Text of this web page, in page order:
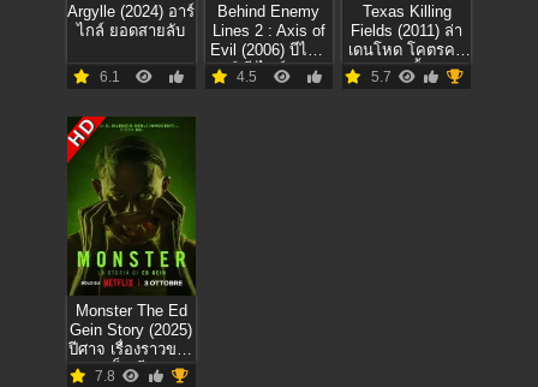
Argylle (2024) อาร์
ไกล์ ยอดสายลับ
6.1
Behind Enemy
Lines 2 : Axis of
Evil (2006) บีไฮด์
เอนิมี ไลน์ 2 ฝ่า
ตายปฏิบัติการท้า
4.5
Texas Killing
Fields (2011) ล่า
เดนโหด โคตรคน
ต่างขั้ว
5.7
HD
Monster The Ed
Gein Story (2025)
ปีศาจ เรื่องราวของ
เอ็ด กีน
7.8